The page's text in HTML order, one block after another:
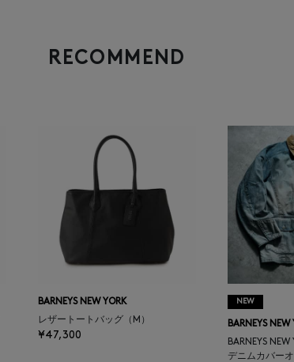
RECOMMEND
BARNEYS NEW YORK
レザートートバッグ（M）
¥47,300
NEW
BARNEYS NEW
BARNEYS
デニムカバー